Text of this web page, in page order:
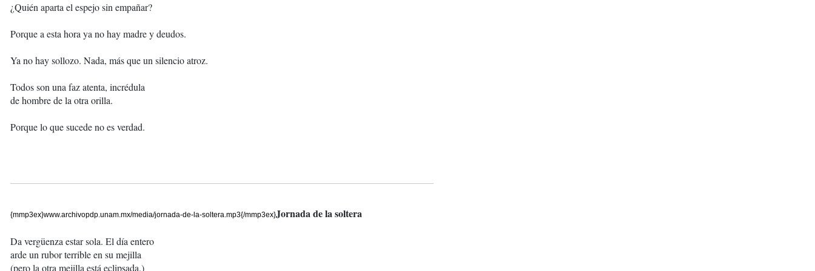
¿Quién aparta el espejo sin empañar?
Porque a esta hora ya no hay madre y deudos.
Ya no hay sollozo. Nada, más que un silencio atroz.
Todos son una faz atenta, incrédula
de hombre de la otra orilla.
Porque lo que sucede no es verdad.
{mmp3ex}www.archivopdp.unam.mx/media/jornada-de-la-soltera.mp3{/mmp3ex}Jornada de la soltera
Da vergüenza estar sola. El día entero
arde un rubor terrible en su mejilla
(pero la otra mejilla está eclipsada.)